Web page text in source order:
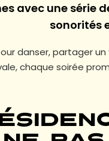
avec une série
sonorités
danser, partager
chaque soirée